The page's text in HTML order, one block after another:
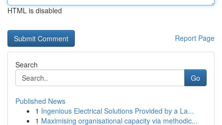
HTML is disabled
Report Page
Search
Go
Published News
1 Ingenious Electrical Solutions Provided by a La...
1 Maximising organisational capacity via methodic...